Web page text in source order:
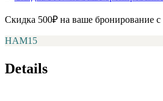
Скидка 500₽ на ваше бронирование
НАМ15
Details